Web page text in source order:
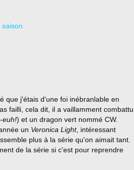
que j'étais d'une foi inébranlable en
failli, cela dit, il a vaillamment combattu
euh!) et un dragon vert nommé CW.
un Veronica Light, intéressant
plus à la série qu'on aimait tant.
de la série si c'est pour reprendre